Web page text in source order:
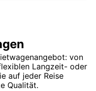
von
Langzeit- oder
auf jeder Reise
Qualität.